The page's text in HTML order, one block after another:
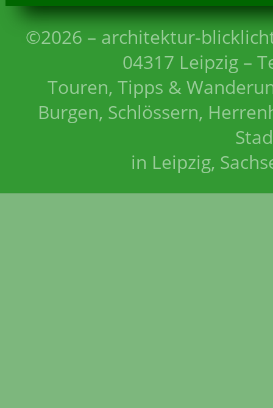
©2026 – architektur-
04317 Leipzig –
Touren, Tipps &
Burgen, Schlössern,
in Leipzig,